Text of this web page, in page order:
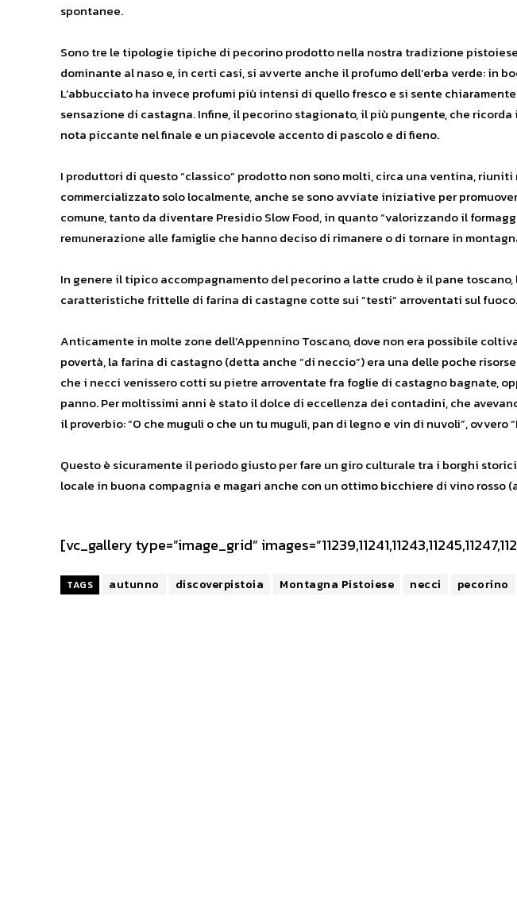
spontanee.
Sono tre le tipologie tipiche di pecorino prodotto nella nostra tradizione
dominante al naso e, in certi casi, si avverte anche il profumo dell’erba verde: in
L’abbucciato ha invece profumi più intensi di quello fresco e si sente
sensazione di castagna. Infine, il pecorino stagionato, il più pungente, che
nota piccante nel finale e un piacevole accento di pascolo e di fieno.
I produttori di questo “classico” prodotto non sono molti, circa una ventina,
commercializzato solo localmente, anche se sono avviate iniziative per
comune, tanto da diventare Presidio Slow Food, in quanto “valorizzando il
remunerazione alle famiglie che hanno deciso di rimanere o di tornare in
In genere il tipico accompagnamento del pecorino a latte crudo è il pane
caratteristiche frittelle di farina di castagne cotte sui “testi” arroventati sul fuoco.
Anticamente in molte zone dell’Appennino Toscano, dove non era possibile
povertà, la farina di castagno (detta anche “di neccio”) era una delle poche
che i necci venissero cotti su pietre arroventate fra foglie di castagno bagnate,
panno. Per moltissimi anni è stato il dolce di eccellenza dei contadini, che
il proverbio: “O che muguli o che un tu muguli, pan di legno e vin di nuvoli”, ovvero
Questo è sicuramente il periodo giusto per fare un giro culturale tra i borghi
locale in buona compagnia e magari anche con un ottimo bicchiere di vino rosso
[vc_gallery type=”image_grid”
TAGS autunno discoverpistoia Montagna Pistoiese necci pecorino